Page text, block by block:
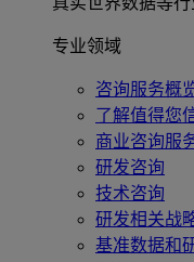
专业领域
咨询服务概
了解值得您
商业咨询服
研发咨询
技术咨询
研发相关战
基准数据和